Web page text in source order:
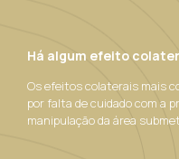
Há algum efeito
Os efeitos colaterais mais
por falta de cuidado com a
manipulação da área